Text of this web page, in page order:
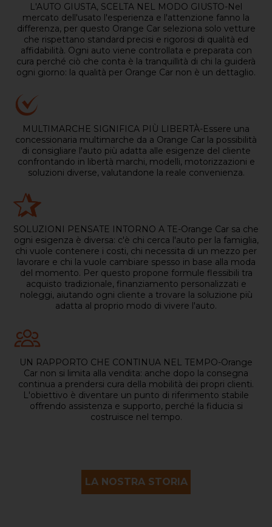
L'AUTO GIUSTA, SCELTA NEL MODO GIUSTO-Nel
mercato dell'usato l'esperienza e l'attenzione fanno la
differenza, per questo Orange Car seleziona solo vetture
che rispettano standard precisi e rigorosi di qualità ed
affidabilità. Ogni auto viene controllata e preparata con
cura perché ciò che conta è la tranquillità di chi la guiderà
ogni giorno: la qualità per Orange Car non è un dettaglio.
MULTIMARCHE SIGNIFICA PIÙ LIBERTÀ-Essere una
concessionaria multimarche da a Orange Car la possibilità
di consigliare l'auto più adatta alle esigenze del cliente
confrontando in libertà marchi, modelli, motorizzazioni e
soluzioni diverse, valutandone la reale convenienza.
SOLUZIONI PENSATE INTORNO A TE-Orange Car sa che
ogni esigenza è diversa: c'è chi cerca l'auto per la famiglia,
chi vuole contenere i costi, chi necessita di un mezzo per
lavorare e chi la vuole cambiare spesso in base alla moda
del momento. Per questo propone formule flessibili tra
acquisto tradizionale, finanziamento personalizzati e
noleggi, aiutando ogni cliente a trovare la soluzione più
adatta al proprio modo di vivere l'auto.
UN RAPPORTO CHE CONTINUA NEL TEMPO-Orange
Car non si limita alla vendita: anche dopo la consegna
continua a prendersi cura della mobilità dei propri clienti.
L'obiettivo è diventare un punto di riferimento stabile
offrendo assistenza e supporto, perché la fiducia si
costruisce nel tempo.
LA NOSTRA STORIA